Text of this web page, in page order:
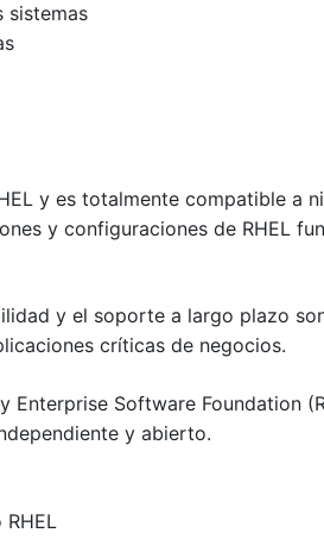
sistemas
y es totalmente compatible a
y configuraciones de RHEL
y el soporte a largo plazo
críticas de negocios.
Software Foundation
y abierto.